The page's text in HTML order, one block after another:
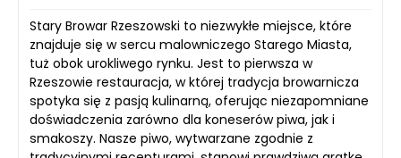
Stary Browar Rzeszowski to niezwykłe miejsce, które
znajduje się w sercu malowniczego Starego Miasta,
tuż obok urokliwego rynku. Jest to pierwsza w
Rzeszowie restauracja, w której tradycja browarnicza
spotyka się z pasją kulinarną, oferując niezapomniane
doświadczenia zarówno dla koneserów piwa, jak i
smakoszy. Nasze piwo, wytwarzane zgodnie z